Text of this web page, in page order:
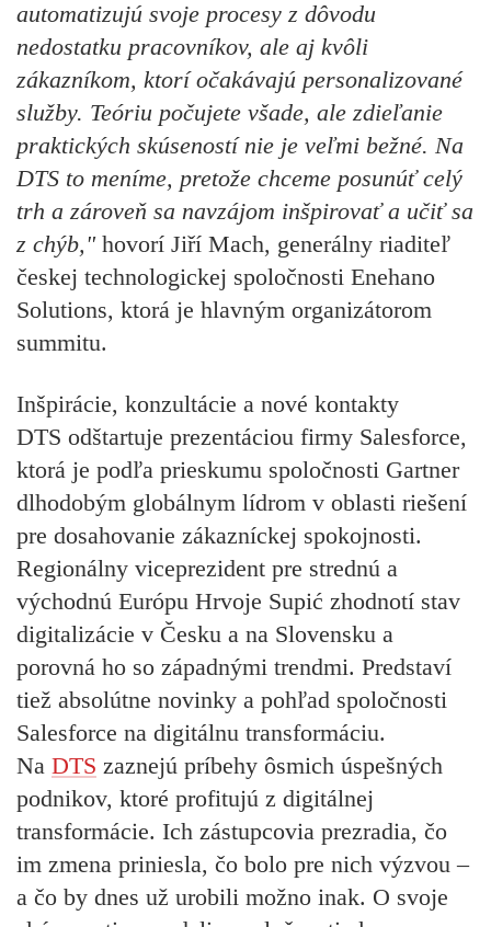
automatizujú svoje procesy z dôvodu
nedostatku pracovníkov, ale aj kvôli
zákazníkom, ktorí očakávajú personalizované
služby. Teóriu počujete všade, ale zdieľanie
praktických skúseností nie je veľmi bežné. Na
DTS to meníme, pretože chceme posunúť celý
trh a zároveň sa navzájom inšpirovať a učiť sa
z chýb,"hovorí Jiří Mach, generálny riaditeľ
českej technologickej spoločnosti Enehano
Solutions, ktorá je hlavným organizátorom
summitu.
Inšpirácie, konzultácie a nové kontakty
DTS odštartuje prezentáciou firmy Salesforce,
ktorá je podľa prieskumu spoločnosti Gartner
dlhodobým globálnym lídrom v oblasti riešení
pre dosahovanie zákazníckej spokojnosti.
Regionálny viceprezident pre strednú a
východnú Európu Hrvoje Supić zhodnotí stav
digitalizácie v Česku a na Slovensku a
porovná ho so západnými trendmi. Predstaví
tiež absolútne novinky a pohľad spoločnosti
Salesforce na digitálnu transformáciu.
Na DTS zaznejú príbehy ôsmich úspešných
podnikov, ktoré profitujú z digitálnej
transformácie. Ich zástupcovia prezradia, čo
im zmena priniesla, čo bolo pre nich výzvou –
a čo by dnes už urobili možno inak. O svoje